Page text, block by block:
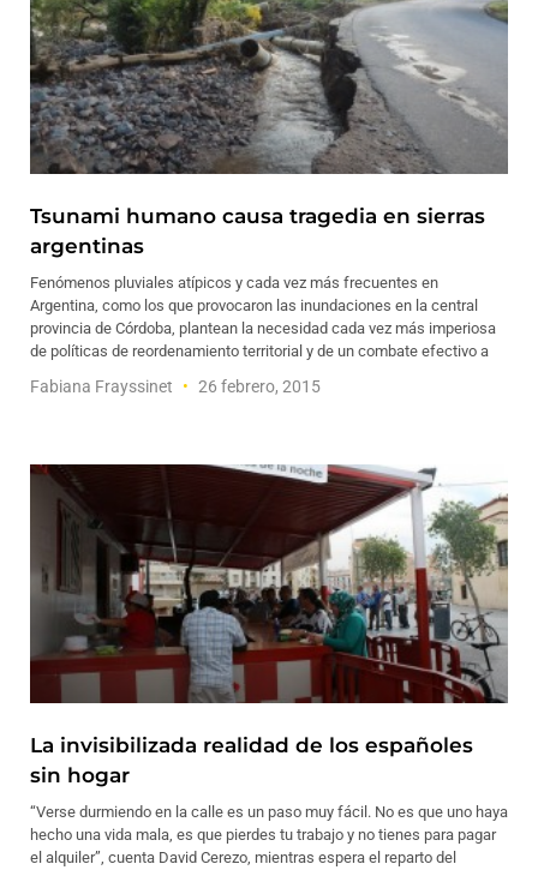
Tsunami humano causa tragedia en sierras
argentinas
Fenómenos pluviales atípicos y cada vez más frecuentes en
Argentina, como los que provocaron las inundaciones en la central
provincia de Córdoba, plantean la necesidad cada vez más imperiosa
de políticas de reordenamiento territorial y de un combate efectivo a
Fabiana Frayssinet 26 febrero, 2015
La invisibilizada realidad de los españoles
sin hogar
“Verse durmiendo en la calle es un paso muy fácil. No es que uno haya
hecho una vida mala, es que pierdes tu trabajo y no tienes para pagar
el alquiler”, cuenta David Cerezo, mientras espera el reparto del